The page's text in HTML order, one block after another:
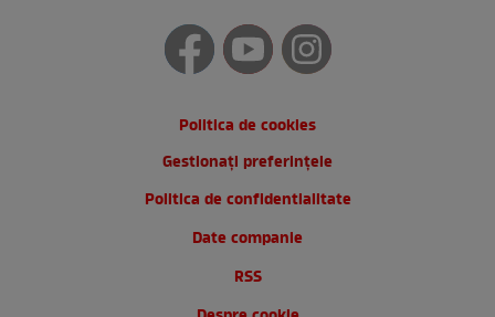
Politica de cookies
Gestionați preferințele
Politica de confidentialitate
Date companie
RSS